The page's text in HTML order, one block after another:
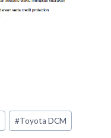
#Toyota DCM